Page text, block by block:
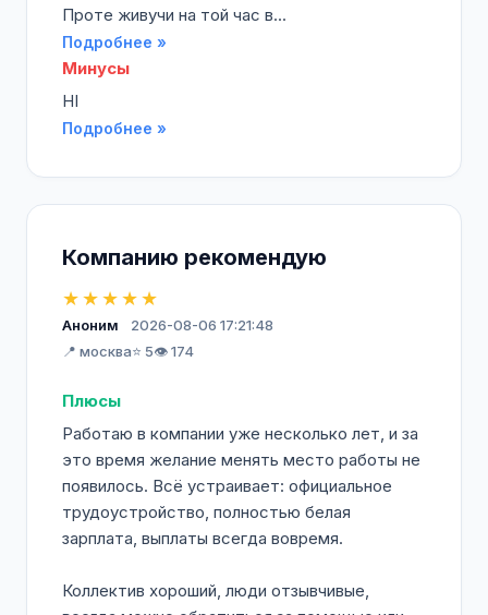
Проте живучи на той час в...
Подробнее »
Минусы
НІ
Подробнее »
Компанию рекомендую
★★★★★
Аноним
2026-08-06 17:21:48
📍 москва⭐ 5👁️ 174
Плюсы
Работаю в компании уже несколько лет, и за
это время желание менять место работы не
появилось. Всё устраивает: официальное
трудоустройство, полностью белая
зарплата, выплаты всегда вовремя.
Коллектив хороший, люди отзывчивые,